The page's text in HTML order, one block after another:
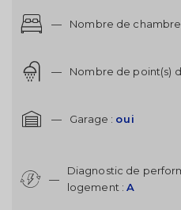
— Nombre de
— Nombre de point(s)
— Garage : oui
—
Diagnostic de
logement :A